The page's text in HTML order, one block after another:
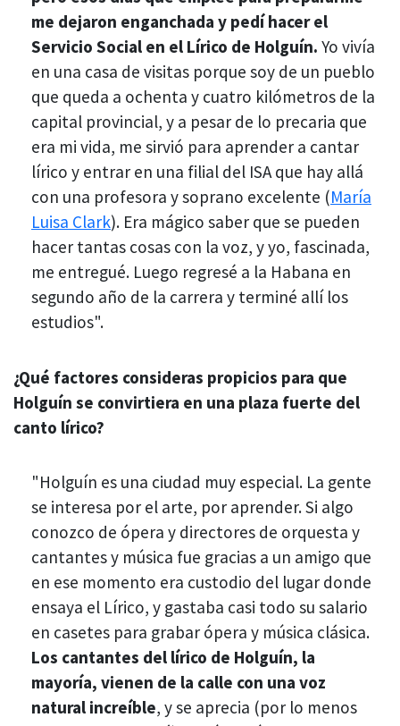
me dejaron enganchada y pedí hacer el
Servicio Social en el Lírico de Holguín. Yo vivía
en una casa de visitas porque soy de un pueblo
que queda a ochenta y cuatro kilómetros de la
capital provincial, y a pesar de lo precaria que
era mi vida, me sirvió para aprender a cantar
lírico y entrar en una filial del ISA que hay allá
con una profesora y soprano excelente (María
Luisa Clark). Era mágico saber que se pueden
hacer tantas cosas con la voz, y yo, fascinada,
me entregué. Luego regresé a la Habana en
segundo año de la carrera y terminé allí los
estudios".
¿Qué factores consideras propicios para que
Holguín se convirtiera en una plaza fuerte del
canto lírico?
"Holguín es una ciudad muy especial. La gente
se interesa por el arte, por aprender. Si algo
conozco de ópera y directores de orquesta y
cantantes y música fue gracias a un amigo que
en ese momento era custodio del lugar donde
ensaya el Lírico, y gastaba casi todo su salario
en casetes para grabar ópera y música clásica.
Los cantantes del lírico de Holguín, la
mayoría, vienen de la calle con una voz
natural increíble, y se aprecia (por lo menos